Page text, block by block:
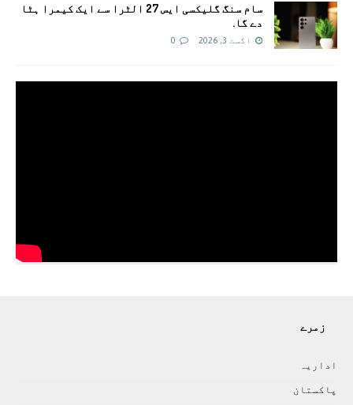
سام سنگ گلیکسی ایس 27 الٹرا سے ایک کیمرا ہٹا
دے گا.
اگست 3, 2026 0
زمرے
اداريہ
پاکستان